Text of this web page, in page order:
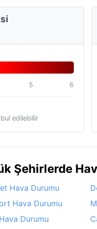
5 6
edilebilir
Şehirlerde
Hava Durumu
Hava Durumu
Durumu